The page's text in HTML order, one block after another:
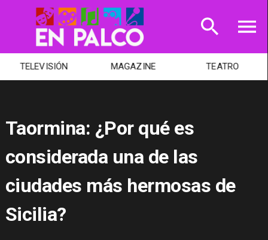
TELEVISIÓN MAGAZINE TEATRO
Taormina: ¿Por qué es
considerada una de las
ciudades más hermosas de
Sicilia?